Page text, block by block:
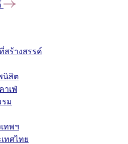
ร้างสรรค์
นิสิต
าเฟ่
ม
ทพฯ
ทศไทย